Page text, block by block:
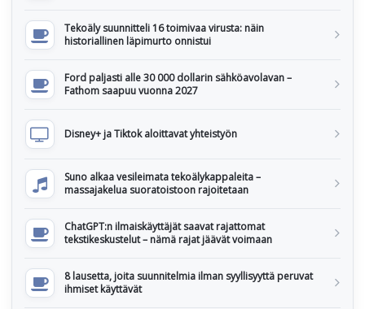
Tekoäly suunnitteli 16 toimivaa virusta: näin
historiallinen läpimurto onnistui
Ford paljasti alle 30 000 dollarin sähköavolavan –
Fathom saapuu vuonna 2027
Disney+ ja Tiktok aloittavat yhteistyön
Suno alkaa vesileimata tekoälykappaleita –
massajakelua suoratoistoon rajoitetaan
ChatGPT:n ilmaiskäyttäjät saavat rajattomat
tekstikeskustelut – nämä rajat jäävät voimaan
8 lausetta, joita suunnitelmia ilman syyllisyyttä peruvat
ihmiset käyttävät